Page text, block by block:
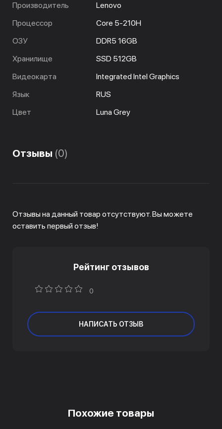
Производитель
Lenovo
Процессор
Core 5-210H
ОЗУ
DDR5 16GB
Хранилище
SSD 512GB
Видеокарта
Integrated Intel Graphics
Язык
RUS
Цвет
Luna Grey
Отзывы (0)
Отзывы на данный товар отсутствуют. Вы можете
оставить первый отзыв!
Рейтинг отзывов
0
НАПИСАТЬ ОТЗЫВ
Похожие товары